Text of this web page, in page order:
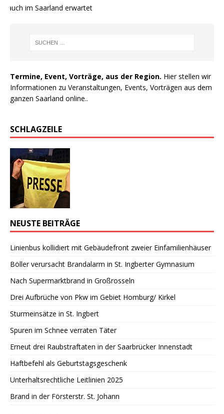
im Saarland erwartet
Termine, Event, Vorträge, aus der Region. Hier stellen wir
Informationen zu Veranstaltungen, Events, Vorträgen aus dem
ganzen Saarland online..
SCHLAGZEILE
NEUSTE BEITRÄGE
Linienbus kollidiert mit Gebäudefront zweier Einfamilienhäuser
Böller verursacht Brandalarm in St. Ingberter Gymnasium
Nach Supermarktbrand in Großrosseln
Drei Aufbrüche von Pkw im Gebiet Homburg/ Kirkel
Sturmeinsätze in St. Ingbert
Spuren im Schnee verraten Täter
Erneut drei Raubstraftaten in der Saarbrücker Innenstadt
Haftbefehl als Geburtstagsgeschenk
Unterhaltsrechtliche Leitlinien 2025
Brand in der Försterstr. St. Johann